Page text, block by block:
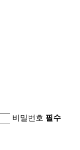
비밀번호 필수